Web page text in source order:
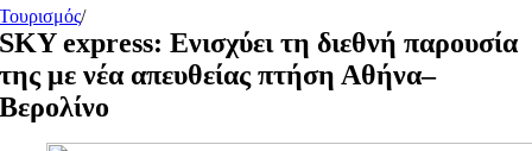
Τουρισμός/
SKY express: Eνισχύει τη διεθνή παρουσία
της με νέα απευθείας πτήση Αθήνα–
Βερολίνο